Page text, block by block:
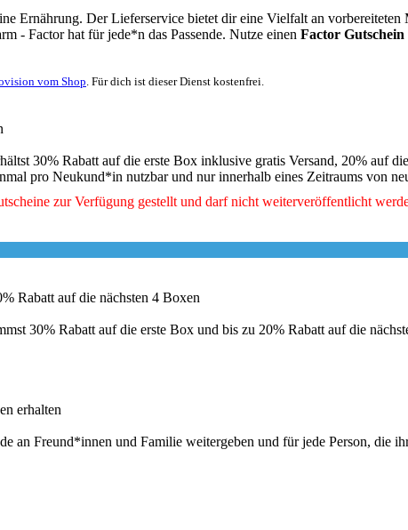
Ernährung. Der Lieferservice bietet dir eine Vielfalt an
- Factor hat für jede*n das Passende. Nutze einen Factor Gutschein
vom Shop . Für dich ist dieser Dienst kostenfrei.
30% Rabatt auf die erste Box inklusive gratis Versand, 20% auf
pro Neukund*in nutzbar und nur innerhalb eines Zeitraums von
zur Verfügung gestellt und darf nicht weiterveröffentlicht
Rabatt auf die nächsten 4 Boxen
30% Rabatt auf die erste Box und bis zu 20% Rabatt auf die
erhalten
an Freund*innen und Familie weitergeben und für jede Person, die